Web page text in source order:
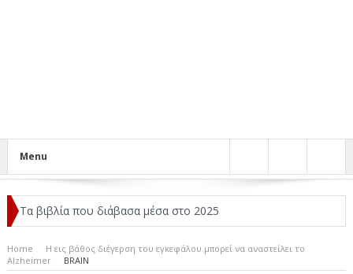
Menu
Τα βιβλία που διάβασα μέσα στο 2025
Σχεδιασμός που «Μιλάει» Χωρίς Λέξεις
Home
Η εις βάθος διέγερση του εγκεφάλου μπορεί να αναστείλει το
Alzheimer
BRAIN